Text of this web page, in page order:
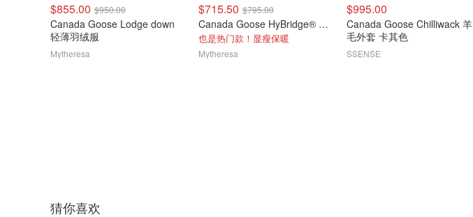
$855.00 $950.00
Canada Goose Lodge down
轻薄羽绒服
Mytheresa
$715.50 $795.00
Canada Goose HyBridge® 羽绒羊毛拼接夹克
也是热门款！显瘦保暖
Mytheresa
$995.00
Canada Goose Chilliwack 羊
毛外套 卡其色
SSENSE
猜你喜欢